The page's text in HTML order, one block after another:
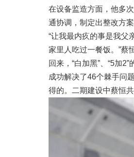
在设备监造方面，他多
通协调，制定出整改方
“让我最内疚的事是我父
家里人吃过一餐饭。”蔡
回来，“白加黑”、“5加
成功解决了46个棘手问
得的。二期建设中蔡恒